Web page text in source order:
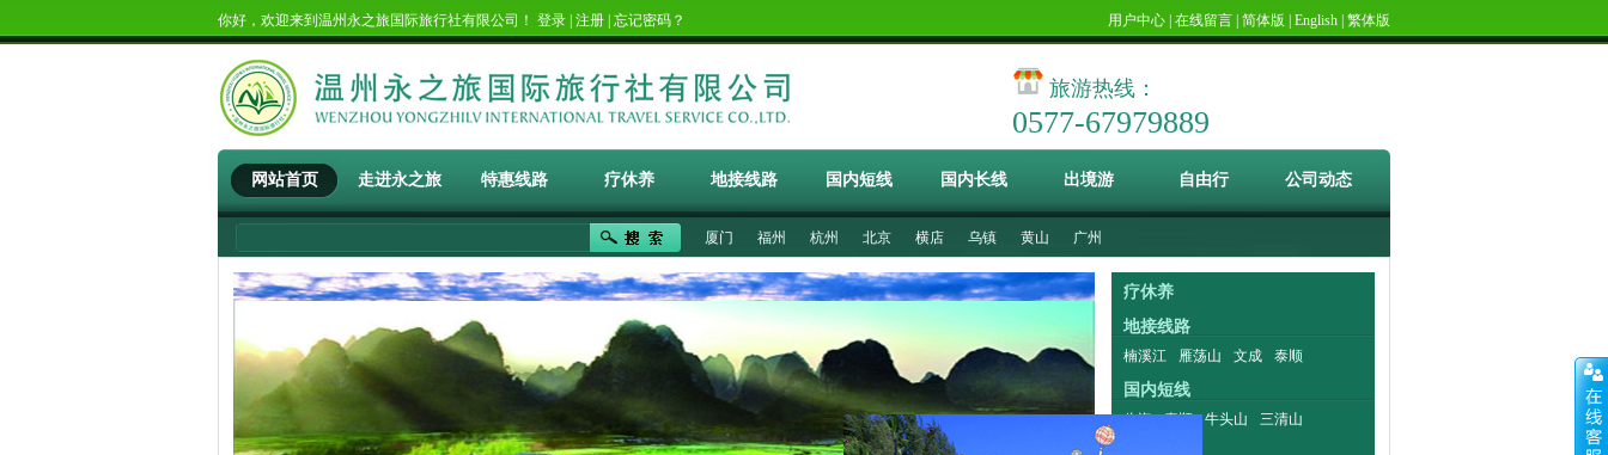
你好，欢迎来到温州永之旅国际旅行社有限公司！ 登录 注册 忘记密码？ 用户中心 在线留言 简体版 English 繁体版
旅游热线：
0577-67979889
网站首页 走进永之旅 特惠线路 疗休养 地接线路 国内短线 国内长线 出境游 自由行 公司动态
厦门 福州 杭州 北京 横店 乌镇 黄山 广州
疗休养
地接线路
楠溪江 雁荡山 文成 泰顺
国内短线
临海 泰顺 牛头山 三清山